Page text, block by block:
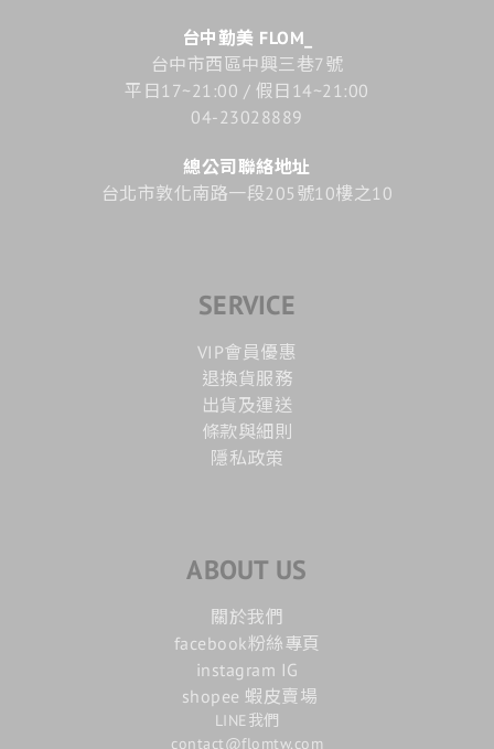
台中勤美 FLOM_
台中市西區中興三巷7號
平日17~21:00 / 假日14~21:00
04-23028889
總公司聯絡地址
台北市敦化南路一段205號10樓之10
SERVICE
VIP會員優惠
退換貨服務
出貨及運送
條款與細則
隱私政策
ABOUT US
關於我們
facebook粉絲專頁
instagram IG
shopee 蝦皮賣場
LINE我們
contact@flomtw.com